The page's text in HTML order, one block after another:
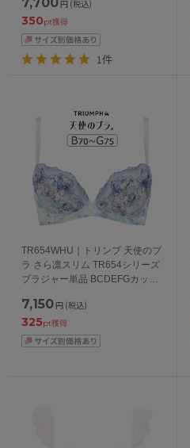
円 (税込)
350pt獲得
1件
TR654WHU｜トリンプ 天使のブ
ラ さら凛スリム TR654シリーズ
ブラジャー単品 BCDEFGカップ
7,150 円 (税込)
325pt獲得